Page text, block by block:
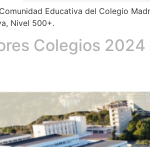
Educativa del Colegio
Nivel 500+.
Colegios 2024